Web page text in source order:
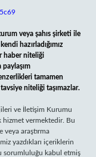
veya şahıs şirketi ile
hazırladığımız
haber niteliği
paylaşım
tamamen
niteliği taşımazlar.
ve İletişim Kurumu
hizmet vermektedir. Bu
araştırma
yazdıkları içeriklerin
sorumluluğu kabul etmiş